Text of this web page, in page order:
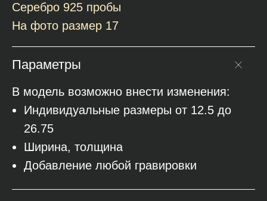
Серебро 925 пробы
На фото размер 17
Параметры
В модель возможно внести изменения:
Индивидуальные размеры от 12.5 до
26.75
Ширина, толщина
Добавление любой гравировки